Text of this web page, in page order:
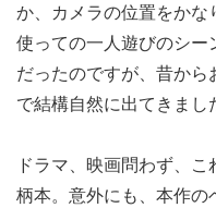
か、カメラの位置をかな
使っての一人遊びのシー
だったのですが、昔か
で結構自然に出てきまし
ドラマ、映画問わず、
柄本。意外にも、本作の